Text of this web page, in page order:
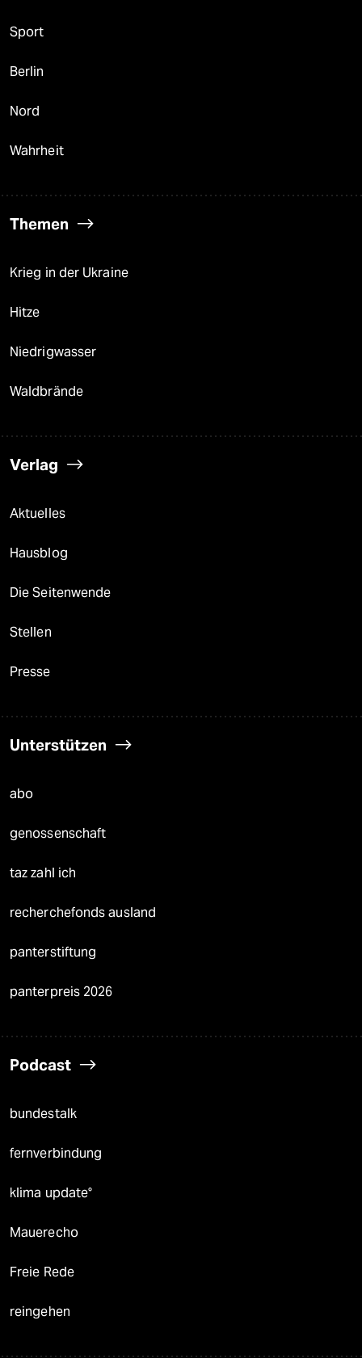
Sport
Berlin
Nord
Wahrheit
Themen
Krieg in der Ukraine
Hitze
Niedrigwasser
Waldbrände
Verlag
Aktuelles
Hausblog
Die Seitenwende
Stellen
Presse
Unterstützen
abo
genossenschaft
taz zahl ich
recherchefonds ausland
panterstiftung
panterpreis 2026
Podcast
bundestalk
fernverbindung
klima update°
Mauerecho
Freie Rede
reingehen